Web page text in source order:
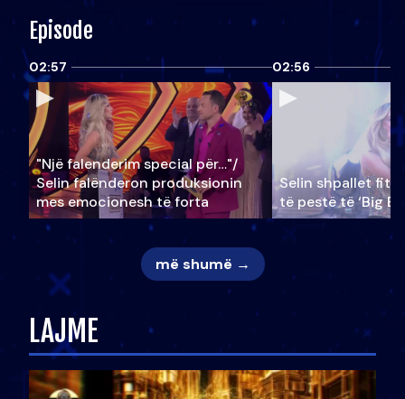
Episode
02:57
"Një falenderim special për…"/
Selin falënderon produksionin
mes emocionesh të forta
02:56
Selin shpallet
të pestë të ‘Big
më shumë →
LAJME